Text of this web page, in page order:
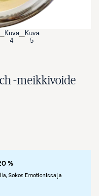
Kuva
4
Kuva
5
-meikkivoide
%
Sokos Emotionissa ja